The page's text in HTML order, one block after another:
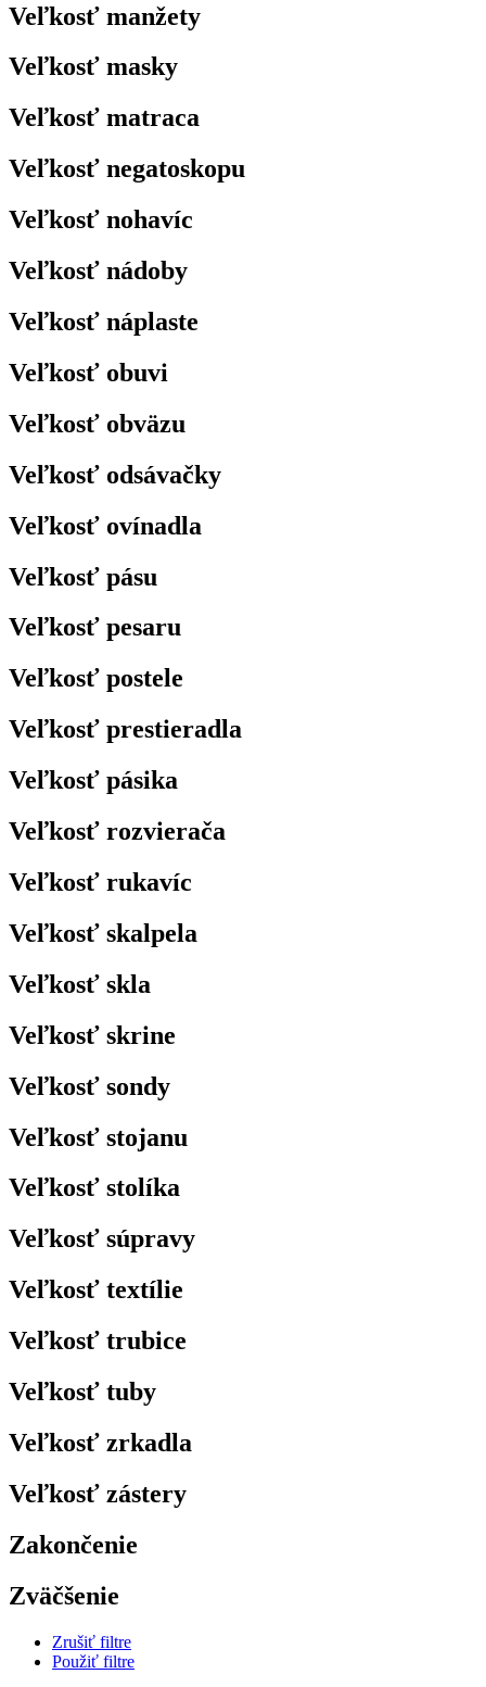
Veľkosť manžety
Veľkosť masky
Veľkosť matraca
Veľkosť negatoskopu
Veľkosť nohavíc
Veľkosť nádoby
Veľkosť náplaste
Veľkosť obuvi
Veľkosť obväzu
Veľkosť odsávačky
Veľkosť ovínadla
Veľkosť pásu
Veľkosť pesaru
Veľkosť postele
Veľkosť prestieradla
Veľkosť pásika
Veľkosť rozvierača
Veľkosť rukavíc
Veľkosť skalpela
Veľkosť skla
Veľkosť skrine
Veľkosť sondy
Veľkosť stojanu
Veľkosť stolíka
Veľkosť súpravy
Veľkosť textílie
Veľkosť trubice
Veľkosť tuby
Veľkosť zrkadla
Veľkosť zástery
Zakončenie
Zväčšenie
Zrušiť filtre
Použiť filtre